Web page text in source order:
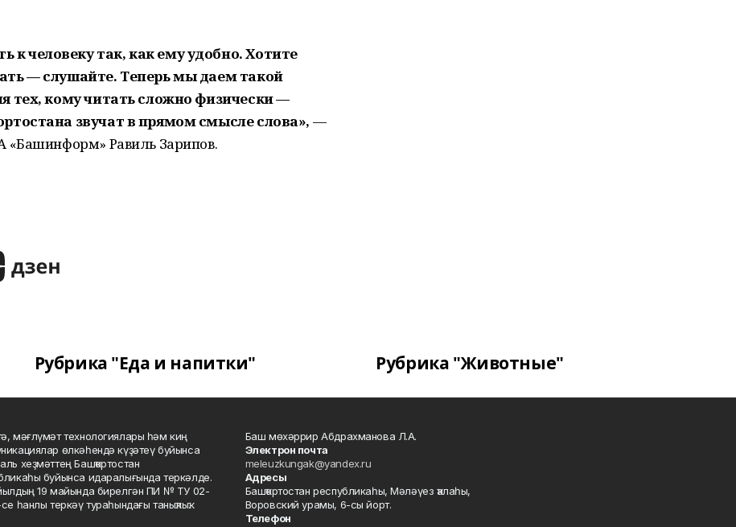
человеку так, как ему удобно. Хотите
— слушайте. Теперь мы даем такой
тех, кому читать сложно физически —
звучат в прямом смысле слова», —
«Башинформ» Равиль Зарипов.
Рубрика "Еда и напитки" Рубрика "Животные"
мәғлүмәт технологиялары һәм киң
өлкәһендә күҙәтеү буйынса
хеҙмәттең Башҡортостан
буйынса идаралығында теркәлде.
19 майында бирелгән ПИ № ТУ 02-
һанлы теркәү тураһындағы таныҡлыҡ.
Баш мөхәррир Абдрахманова Л.А.
Электрон почта
meleuzkungak@yandex.ru
Адресы
Башҡортостан республикаһы, Мәләүез ҡалаһы,
Воровский урамы, 6-сы йорт.
Телефон